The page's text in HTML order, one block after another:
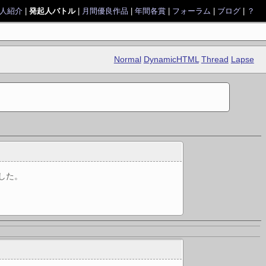
紹介| 発起人バトル| 月間優良作品 年間各賞| フォーラム ブログ| ？
Normal DynamicHTML Thread Lapse
。